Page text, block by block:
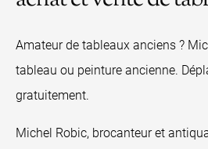
Amateur de tableaux anciens ?
tableau ou peinture ancienne.
gratuitement.
Michel Robic, brocanteur et